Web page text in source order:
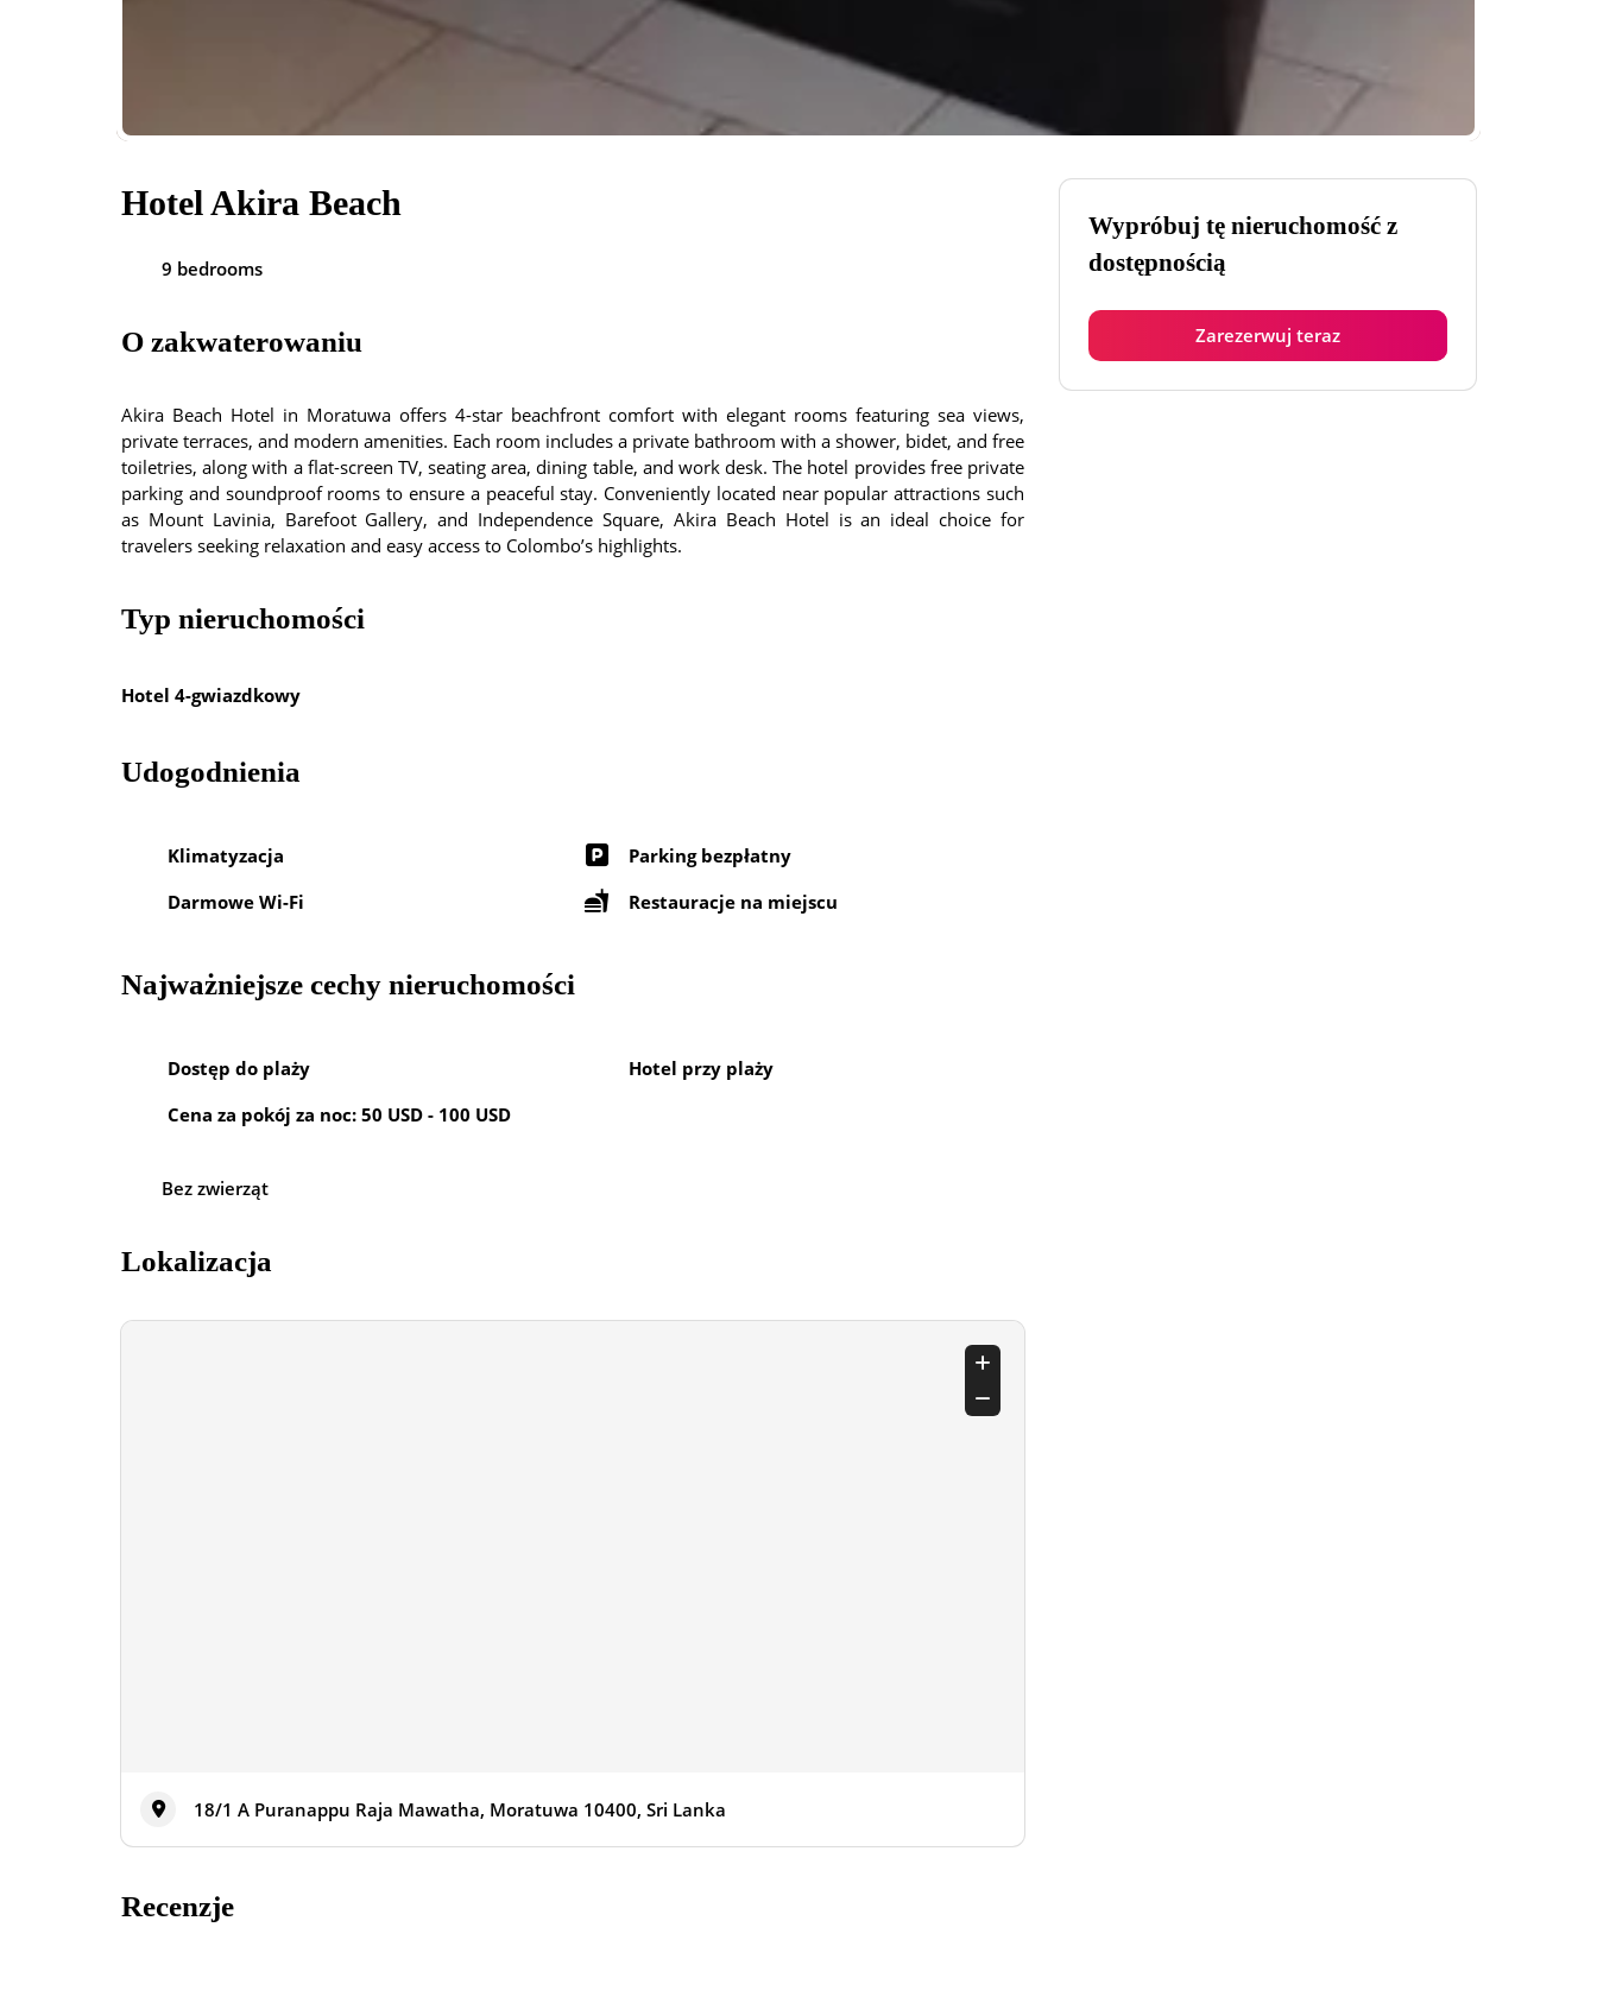
Hotel Akira Beach
9 bedrooms
O zakwaterowaniu
Akira Beach Hotel in Moratuwa offers 4-star beachfront comfort with elegant rooms featuring sea views,
private terraces, and modern amenities. Each room includes a private bathroom with a shower, bidet, and free
toiletries, along with a flat-screen TV, seating area, dining table, and work desk. The hotel provides free private
parking and soundproof rooms to ensure a peaceful stay. Conveniently located near popular attractions such
as Mount Lavinia, Barefoot Gallery, and Independence Square, Akira Beach Hotel is an ideal choice for
travelers seeking relaxation and easy access to Colombo’s highlights.
Typ nieruchomości
Hotel 4-gwiazdkowy
Udogodnienia
Klimatyzacja
Parking bezpłatny
Darmowe Wi-Fi
Restauracje na miejscu
Najważniejsze cechy nieruchomości
Dostęp do plaży
Hotel przy plaży
Cena za pokój za noc: 50 USD - 100 USD
Bez zwierząt
Lokalizacja
18/1 A Puranappu Raja Mawatha, Moratuwa 10400, Sri Lanka
Recenzje
Wypróbuj tę nieruchomość z
dostępnością
Zarezerwuj teraz